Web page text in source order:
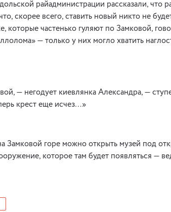
райадминистрации рассказали, что
скорее всего, ставить новый никто не
которые частенько гуляют по Замковой,
— только у них могло хватить
— негодует киевлянка Александра, —
крест еще исчез…»
Замковой горе можно открыть музей под
которое там будет появляться —